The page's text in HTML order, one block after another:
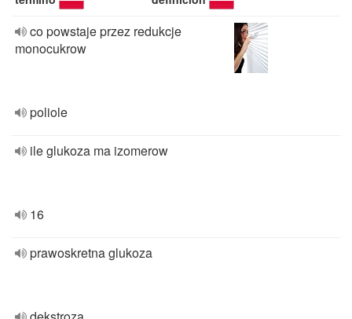
co powstaje przez redukcje
monocukrow
poliole
ile glukoza ma izomerow
16
prawoskretna glukoza